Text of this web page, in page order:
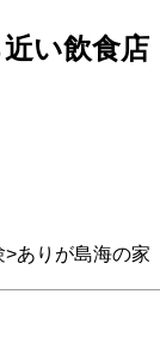
ありが島海の家
い飲食店